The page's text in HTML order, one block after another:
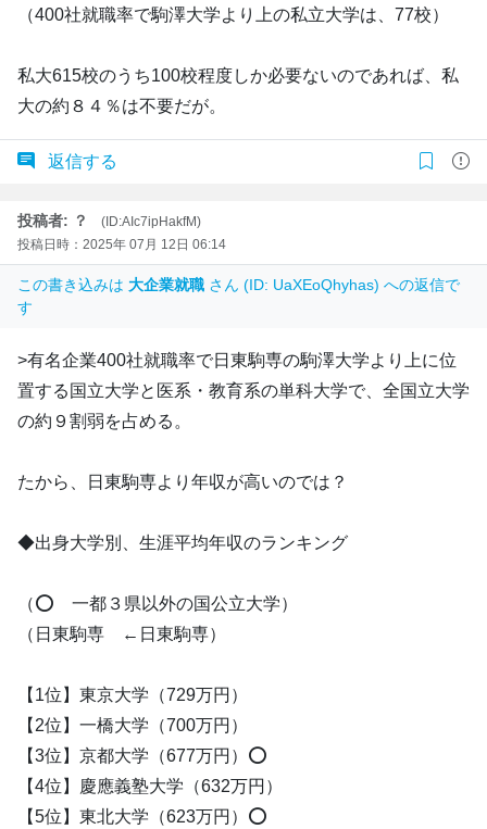
（400社就職率で駒澤大学より上の私立大学は、77校）
私大615校のうち100校程度しか必要ないのであれば、私
大の約８４％は不要だが。
返信する
投稿者: ？
(ID:AIc7ipHakfM)
投稿日時：2025年 07月 12日 06:14
この書き込みは 大企業就職 さん (ID: UaXEoQhyhas) への返信で
す
>有名企業400社就職率で日東駒専の駒澤大学より上に位
置する国立大学と医系・教育系の単科大学で、全国立大学
の約９割弱を占める。
たから、日東駒専より年収が高いのでは？
◆出身大学別、生涯平均年収のランキング
（⭕️ 一都３県以外の国公立大学）
（日東駒専 ←日東駒専）
【1位】東京大学（729万円）
【2位】一橋大学（700万円）
【3位】京都大学（677万円）⭕️
【4位】慶應義塾大学（632万円）
【5位】東北大学（623万円）⭕️